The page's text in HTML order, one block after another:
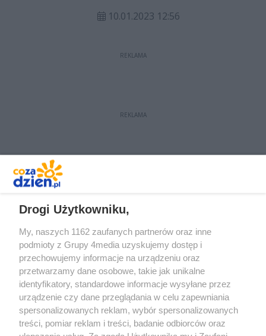
Ustawicznego w Radomiu.
10.01.2023 12:56
REKLAMA
REKLAMA
Redakcja Reklama Prywatność
Praca Łódź
the:protocol
Drogi Użytkowniku,
My, naszych 1162 zaufanych partnerów oraz inne
podmioty z Grupy 4media uzyskujemy dostęp i
przechowujemy informacje na urządzeniu oraz
przetwarzamy dane osobowe, takie jak unikalne
identyfikatory, standardowe informacje wysyłane przez
urządzenie czy dane przeglądania w celu zapewniania
spersonalizowanych reklam, wybór spersonalizowanych
treści, pomiar reklam i treści, badanie odbiorców oraz